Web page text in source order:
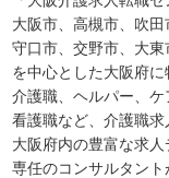
大阪市、高槻市、吹田
守口市、交野市、大東
を中心とした大阪府に
介護職、ヘルパー、ケ
看護職など、介護職求
大阪府内の豊富な求人
専任のコンサルタント